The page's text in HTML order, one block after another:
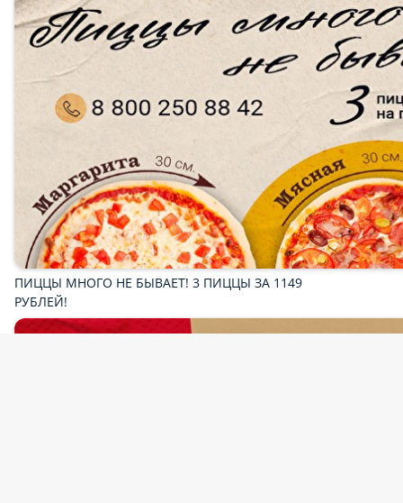
ПОДАРОЧНЫЕ СЕРТИФИКАТЫ
ВЫГОДНОЕ ПРЕДЛОЖЕНИЕ